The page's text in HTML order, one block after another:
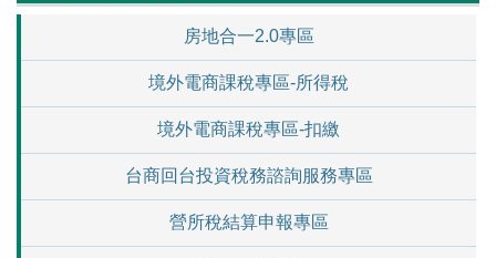
房地合一2.0專區
境外電商課稅專區-所得稅
境外電商課稅專區-扣繳
台商回台投資稅務諮詢服務專區
營所稅結算申報專區